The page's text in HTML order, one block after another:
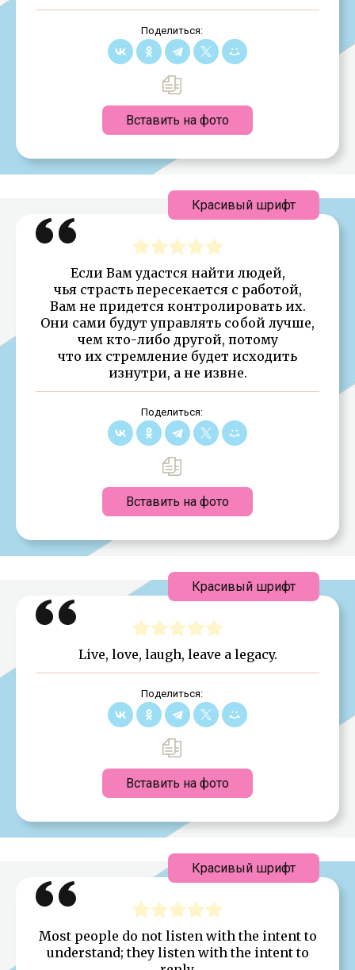
Поделиться:
Вставить на фото
Если Вам удастся найти людей,
чья страсть пересекается с работой,
Вам не придется контролировать их.
Они сами будут управлять собой лучше,
чем кто-либо другой, потому
что их стремление будет исходить
изнутри, а не извне.
Поделиться:
Вставить на фото
Красивый шрифт
Live, love, laugh, leave a legacy.
Поделиться:
Вставить на фото
Красивый шрифт
Most people do not listen with the intent to
understand; they listen with the intent to
Красивый шрифт